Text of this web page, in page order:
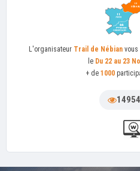
L'organisateur Trail de Nébianvous
le Du 22 au 23
+ de 1000